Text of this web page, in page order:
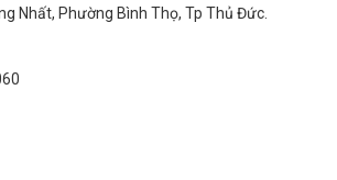
Nhất, Phường Bình Thọ, Tp Thủ Đức.